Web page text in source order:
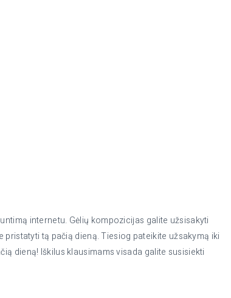
internetu. Gėlių kompozicijas galite užsisakyti
tą pačią dieną. Tiesiog pateikite užsakymą iki
dieną! Iškilus klausimams visada galite susisiekti